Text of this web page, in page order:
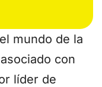
mundo de la
con
líder de